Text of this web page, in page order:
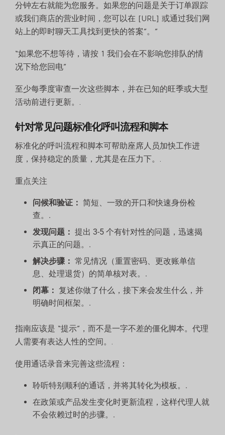
分钟左右就能为您服务。如果您的问题是关于订单跟踪
或我们商店的营业时间，您可以在 [URL] 或通过我们网
站上的即时聊天工具找到更快的答案”。”
“如果您不想等待，请按 1 我们会在不影响您排队的情
况下给您回电”
至少每季度审查一次这些脚本，并在已知的旺季或大型
活动前进行更新。.
针对常见问题标准化呼叫流程和脚本
标准化的呼叫流程和脚本可帮助座席人员加快工作进
度，保持稳定的质量，尤其是在压力下。.
重点关注
问候和验证： 简短、一致的开口和快速身份检
查。.
发现问题： 提出 3-5 个有针对性的问题，迅速揭
示真正的问题。.
解决步骤： 常见情况（重置密码、更改账单信
息、处理退货）的简单核对表。.
闭幕： 复述你做了什么，接下来会发生什么，并
明确时间框架。.
指南应该是 “提示”，而不是一字不差的僵化脚本。代理
人需要有表达人性的空间。.
使用通话录音来完善这些流程：
聆听特别顺利的通话，并将其转化为模板。.
在政策或产品发生变化时更新流程，这样代理人就
不会依赖过时的步骤。.